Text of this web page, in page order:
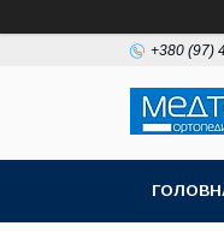
+380 (97)